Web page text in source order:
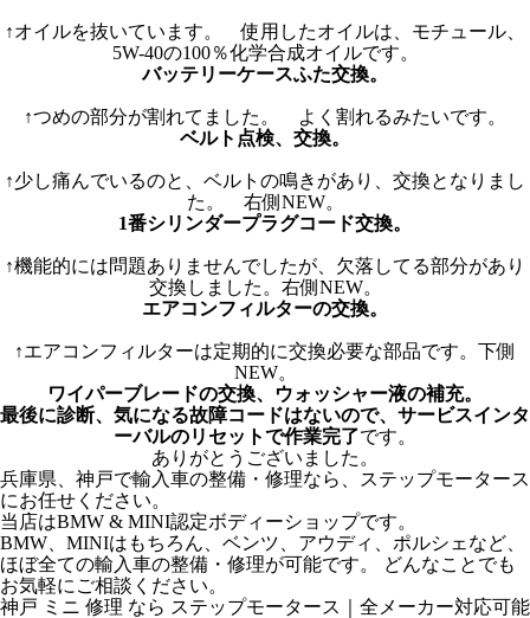
↑オイルを抜いています。 使用したオイルは、モチュール、
5W-40の100％化学合成オイルです。
バッテリーケースふた交換。
↑つめの部分が割れてました。 よく割れるみたいです。
ベルト点検、交換。
↑少し痛んでいるのと、ベルトの鳴きがあり、交換となりまし
た。 右側NEW。
1番シリンダープラグコード交換。
↑機能的には問題ありませんでしたが、欠落してる部分があり
交換しました。右側NEW。
エアコンフィルターの交換。
↑エアコンフィルターは定期的に交換必要な部品です。下側
NEW。
ワイパーブレードの交換、ウォッシャー液の補充。
最後に診断、気になる故障コードはないので、サービスインタ
ーバルのリセットで作業完了です。
ありがとうございました。
兵庫県、神戸で輸入車の整備・修理なら、ステップモータース
にお任せください。
当店はBMW & MINI認定ボディーショップです。
BMW、MINIはもちろん、ベンツ、アウディ、ポルシェなど、
ほぼ全ての輸入車の整備・修理が可能です。 どんなことでも
お気軽にご相談ください。
神戸 ミニ 修理 なら ステップモータース｜全メーカー対応可能